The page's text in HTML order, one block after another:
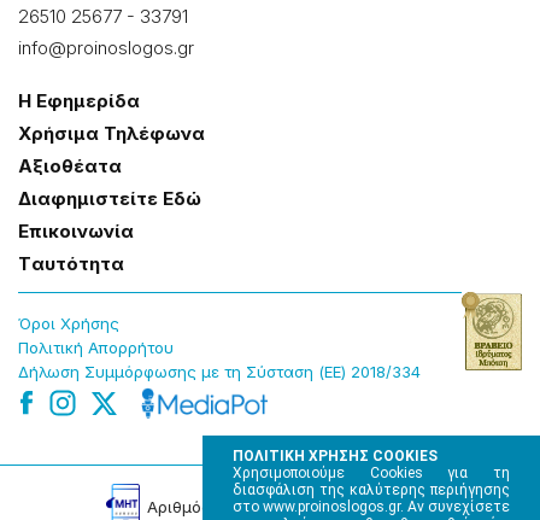
ΠΟΛΙΤΙΚΗ ΧΡΗΣΗΣ COOKIES
Χρησιμοποιούμε Cookies για τη
διασφάλιση της καλύτερης περιήγησης
στο www.proinoslogos.gr. Αν συνεχίσετε
26510 25677 - 33791
info@proinoslogos.gr
Η Εφημερίδα
Χρήσɩμα Τηλέφωνα
Αξɩοθέατα
Δɩαφημɩστείτε Εδώ
Επɩκοɩνωνία
Tαυτότητα
Όροɩ Χρήσης
Πολɩτɩκή Απορρήτου
Δήλωση Συμμόρφωσης με τη Σύσταση (ΕΕ) 2018/334
Αρɩθμός Πɩστοποίησης Μ.Η.Τ. 220242